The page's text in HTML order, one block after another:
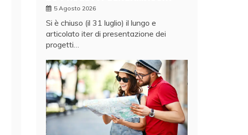
5 Agosto 2026
Si è chiuso (il 31 luglio) il lungo e
articolato iter di presentazione dei
progetti…